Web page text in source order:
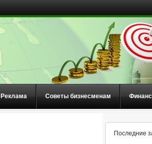
Реклама Советы бизнесменам
Последние